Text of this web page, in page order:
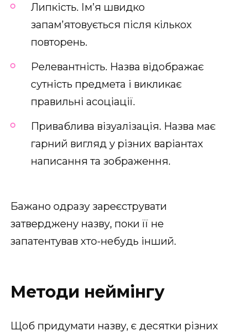
Липкість. Ім’я швидко
запам’ятовується після кількох
повторень.
Релевантність. Назва відображає
сутність предмета і викликає
правильні асоціації.
Приваблива візуалізація. Назва має
гарний вигляд у різних варіантах
написання та зображення.
Бажано одразу зареєструвати
затверджену назву, поки її не
запатентував хто-небудь інший.
Методи неймінгу
Щоб придумати назву, є десятки різних